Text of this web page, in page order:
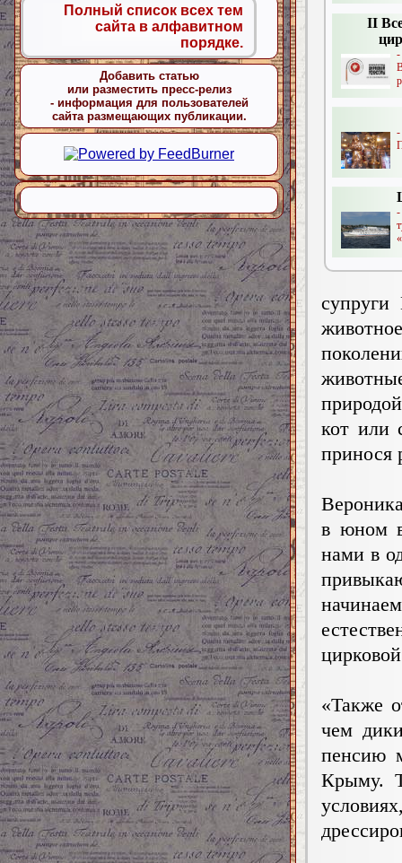
II
-
-
кот или
принося
в юном
нами в
«Также
чем
пенсию
Крыму.
Полный список всех тем
сайта в алфавитном
порядке.
Добавить статью
или разместить пресс-релиз
- информация для пользователей
сайта размещающих публикации.